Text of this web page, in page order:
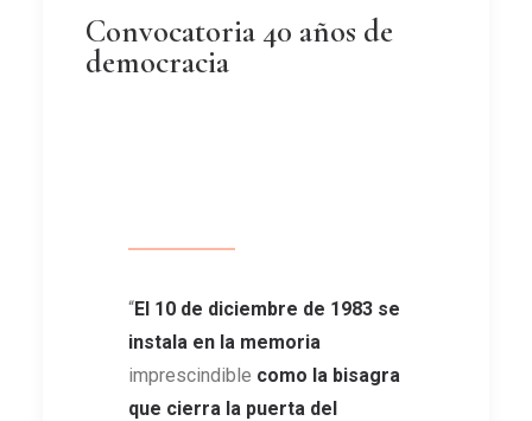
Convocatoria 40 años de
democracia
“El 10 de diciembre de 1983 se
instala en la memoria
imprescindible como la bisagra
que cierra la puerta del